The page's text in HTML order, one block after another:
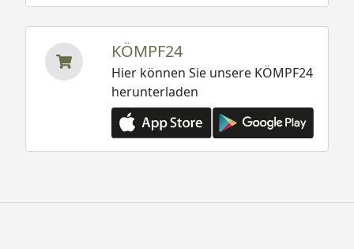
KÖMPF24
Hier können Sie unsere KÖMPF24
herunterladen